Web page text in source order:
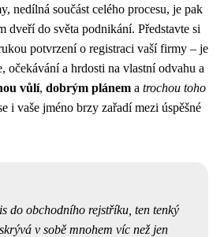
nedílná součást celého procesu, je pak
dveří do světa podnikání. Představte si
potvrzení o registraci vaší firmy – je
očekávání a hrdosti na vlastní odvahu a
vůlí, dobrým plánem a trochou toho
i vaše jméno brzy zařadí mezi úspěšné
do obchodního rejstříku, ten tenký
v sobě mnohem víc než jen